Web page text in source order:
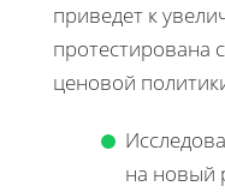
приведет к
ценовой
на новый